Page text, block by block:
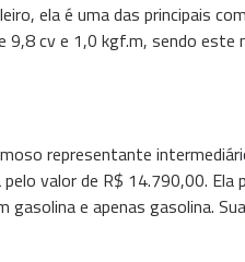
ela é uma das principais
cv e 1,0 kgf.m, sendo este
representante
valor de R$ 14.790,00. Ela
e apenas gasolina.